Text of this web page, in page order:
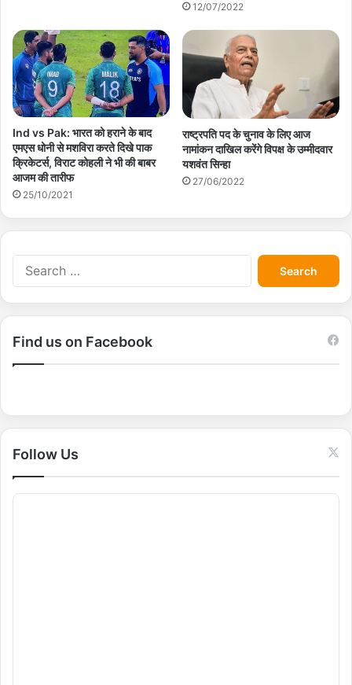
12/07/2022
Ind vs Pak: भारत को हराने के बाद
एमएस धोनी से मशविरा करते दिखे पाक
क्रिकेटर्स, विराट कोहली ने भी की बाबर
आजम की तारीफ
25/10/2021
राष्ट्रपति पद के चुनाव के लिए आज
नामांकन दाखिल करेंगे विपक्ष के उम्मीदवार
यशवंत सिन्हा
27/06/2022
S
e
a
r
r
Find us on Facebook
Follow Us